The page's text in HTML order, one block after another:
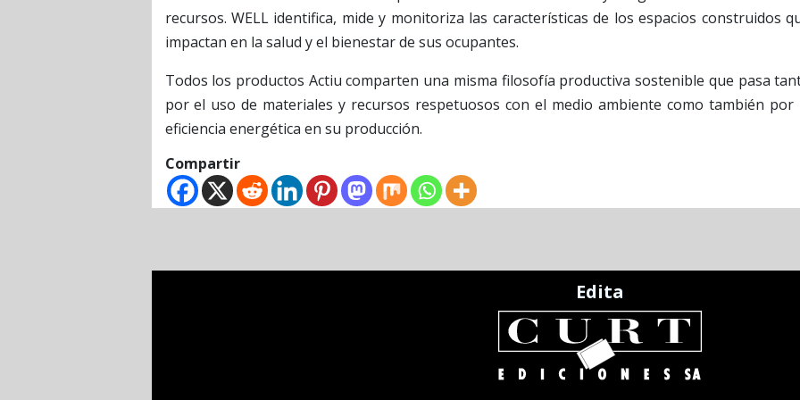
recursos. WELL identifica, mide y monitoriza las características de los espacios construidos
impactan en la salud y el bienestar de sus ocupantes.
Todos los productos Actiu comparten una misma filosofía productiva sostenible que pasa
por el uso de materiales y recursos respetuosos con el medio ambiente como también por
eficiencia energética en su producción.
Compartir
Edita